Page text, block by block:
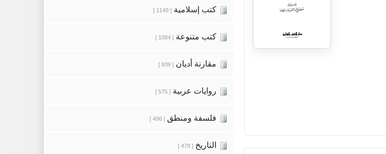
كتب إسلامية [ 1149 ]
كتب متنوعة [ 1084 ]
مقارنة أديان [ 939 ]
روايات عربية [ 575 ]
فلسفة ومنطق [ 496 ]
التاريخ [ 478 ]